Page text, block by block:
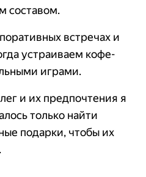
составом.
встречах и
устраиваем кофе-
играми.
и их предпочтения я
только найти
подарки, чтобы их